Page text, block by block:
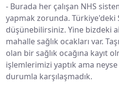
- Burada her çalışan NHS
yapmak zorunda. Türkiye'deki
düşünebilirsiniz. Yine bizdeki
mahalle sağlık ocakları var.
olan bir sağlık ocağına kayıt
işlemlerimizi yaptık ama
durumla karşılaşmadık.